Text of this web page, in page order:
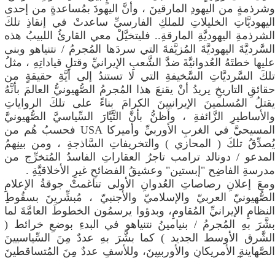
وشرذمةٍ من اليهودِ المارقينَ ، وأنَّ اليهودَ بمُساعدةٍ من إحدى
اليهوديَّاتِ الخليلاتِ للملكِ الفارسيِّ ساعدتْ في إنقاذِ تلكَ
الشرذمةِ اليهوديَّةِ المارقةِ.. فليتخيَّلْ معي القارئُ اللبيبُ هذه
السَّرديَّةَ اليهوديَّةَ المُزيَّفةَ التي سردَها المُجرمُ / نتنياهو وبنى
عليها خطتَهُ العُدوانيَّةَ ضدَّ الشَّعبِ الإيرانيِّ وقتلِ قياداتِهِ ، مثلُ
تلكَ السَّرديَّاتِ السَّخيفةِ التي لا تستندُ إلى أيَّةِ حقيقةٍ من
حقائقِ التاريخِ يريدُ أنْ يقنعَ هذا المُجرمُ الصُّهيونيُّ العالمَ بأنَّهُ
يقتلُ المُسلمينَ الإيرانيينَ الكرامَ بناءً على تلكَ الرواياتِ
والأساطيرِ الزَّائفةِ ، وأظنُّ بأنَّ التَّيَّارَ السِّياسيَّ الصُّهيونيَّ
المسيحيَّ في الغربِ الأوربيِّ وأميركا USA فحسبُ هُم من
يُصدِّقُ تلكَ ( المحازي ) والتخريفاتِ السَّاذجةِ ، ومن بينِهمُ
المدعو / دونالد ترامب تاجرُ العقاراتِ الفاسدُ المُتخرِّج من
مدرسةِ الفاضِح "إبستين" وعشيقُ الفضائحِ غيرِ الأخلاقيَّةِ .
​ومعَ إعلانِ رصاصاتِ العُدوانِ الأولى تناغمتْ جوقةُ الإعلامِ
الصُّهيونيّ العربيّ والإسلاميّ والأجنبيّ ، مُبشِّرينَ بسقُوطِ
النظامِ الإيرانيِّ المُقاومِ، وبدؤوا يرسمُون الخطوطَ العامَّةَ لما
بشَّرَ بهِ المُجرمُ / بنيامينُ نتنياهو في البدءِ بوضعِ خرائط (
الشَّرق الأوسط الجديد ) كما بشَّرَ بهِ عددٌ مِنَ السِّياسيينَ
الصَّهاينةِ الأمريكانِ والأوربيينَ، وللأسفِ عددٌ مِنَ المُتساقطينَ